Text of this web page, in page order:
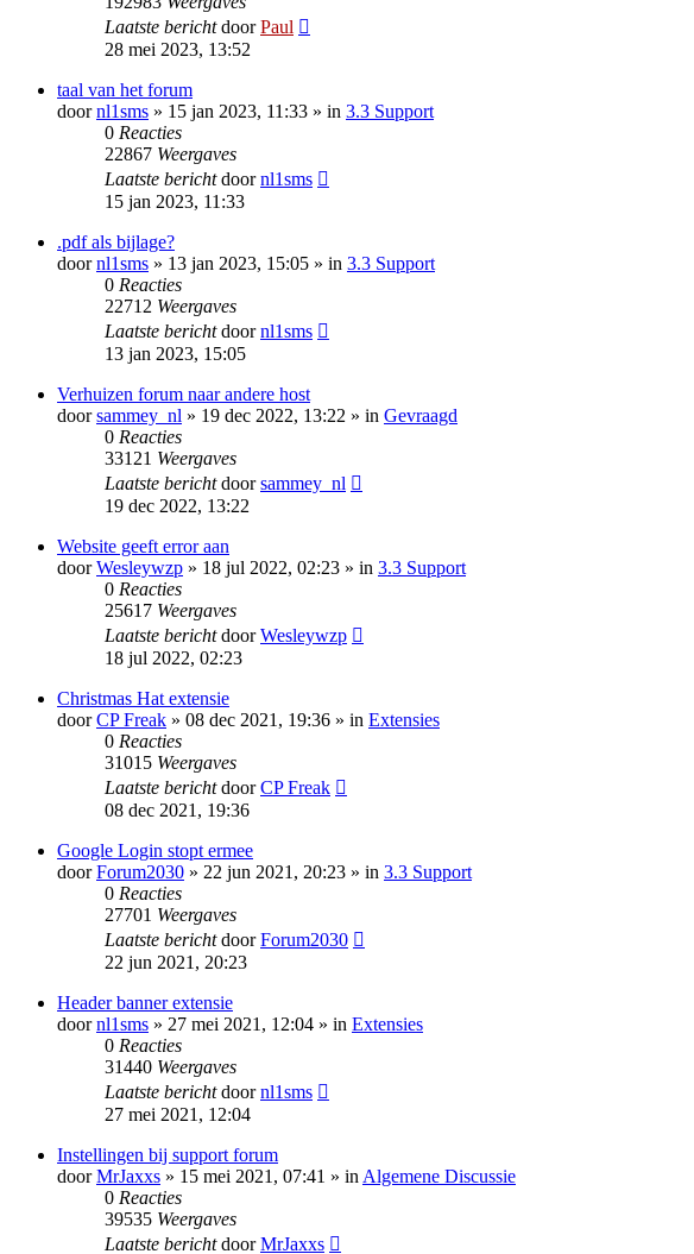
Laatste berichtdoorPaul
28 mei 2023, 13:52
taal van het forum
doornl1sms » 15 jan 2023, 11:33 » in 3.3 Support
0 Reacties
22867 Weergaves
Laatste berichtdoornl1sms
15 jan 2023, 11:33
.pdf als bijlage?
doornl1sms » 13 jan 2023, 15:05 » in 3.3 Support
0 Reacties
22712 Weergaves
Laatste berichtdoornl1sms
13 jan 2023, 15:05
Verhuizen forum naar andere host
doorsammey_nl » 19 dec 2022, 13:22 » in Gevraagd
0 Reacties
33121 Weergaves
Laatste berichtdoorsammey_nl
19 dec 2022, 13:22
Website geeft error aan
doorWesleywzp » 18 jul 2022, 02:23 » in 3.3 Support
0 Reacties
25617 Weergaves
Laatste berichtdoorWesleywzp
18 jul 2022, 02:23
Christmas Hat extensie
doorCP Freak » 08 dec 2021, 19:36 » in Extensies
0 Reacties
31015 Weergaves
Laatste berichtdoorCP Freak
08 dec 2021, 19:36
Google Login stopt ermee
doorForum2030 » 22 jun 2021, 20:23 » in 3.3 Support
0 Reacties
27701 Weergaves
Laatste berichtdoorForum2030
22 jun 2021, 20:23
Header banner extensie
doornl1sms » 27 mei 2021, 12:04 » in Extensies
0 Reacties
31440 Weergaves
Laatste berichtdoornl1sms
27 mei 2021, 12:04
Instellingen bij support forum
doorMrJaxxs » 15 mei 2021, 07:41 » inAlgemene Discussie
0 Reacties
39535 Weergaves
Laatste berichtdoorMrJaxxs